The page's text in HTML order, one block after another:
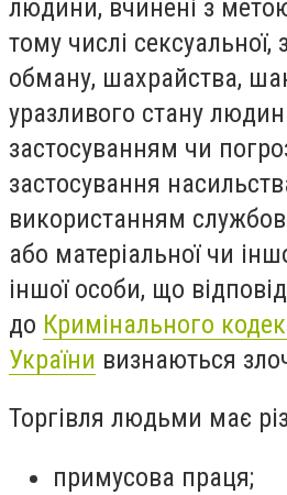
людини, вчинені з метою
тому числі
обману, шахрайства,
уразливого стану
застосуванням чи
застосування
використанням
або матеріальної чи
іншої особи, що
до Кримінального
України визнаються
Торгівля людьми має
примусова праця;